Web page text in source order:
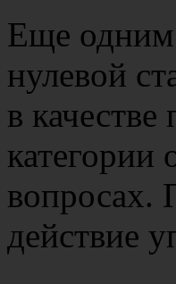
Еще одним
нулевой
в
категории
вопросах.
действие